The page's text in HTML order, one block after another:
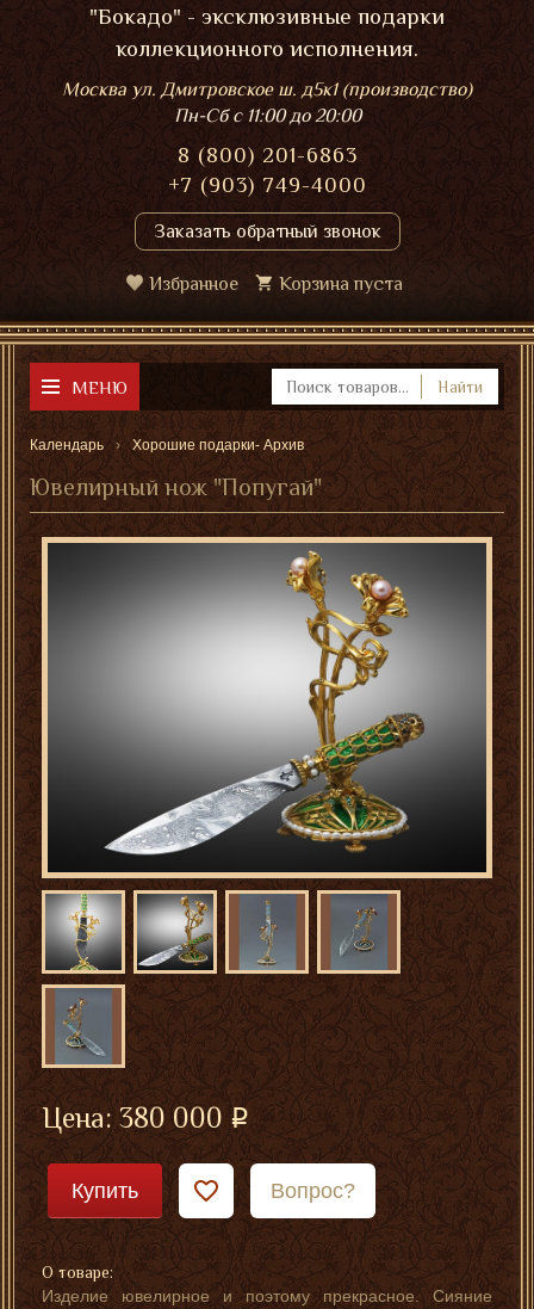
"Бокадо" - эксклюзивные подарки
коллекционного исполнения.
Москва ул. Дмитровское ш. д5к1 (производство)
Пн-Сбс 11:00 до 20:00
8 (800) 201-6863
+7 (903) 749-4000
Заказать обратный звонок
Избранное Корзина пуста
МЕНЮ Найти
Календарь Хорошие подарки- Архив
Ювелирный нож "Попугай"
Цена:380 000
Купить Вопрос?
О товаре:
Изделие ювелирное и поэтому прекрасное. Сияние